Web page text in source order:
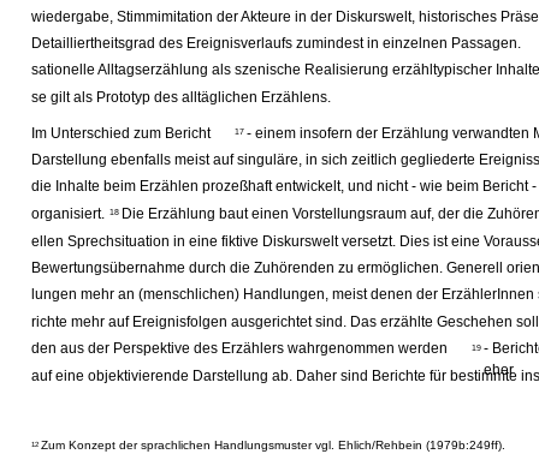
wiedergabe, Stimmimitation der Akteure in der Diskurswelt, historisches
Detailliertheitsgrad des Ereignisverlaufs zumindest in einzelnen Passagen.
sationelle Alltagserzählung als szenische Realisierung erzähltypischer
se gilt als Prototyp des alltäglichen Erzählens.
Im Unterschied zum Bericht 17 - einem insofern der Erzählung verwandten
Darstellung ebenfalls meist auf singuläre, in sich zeitlich gegliederte
die Inhalte beim Erzählen prozeßhaft entwickelt, und nicht - wie beim Bericht
organisiert. 18 Die Erzählung baut einen Vorstellungsraum auf, der die
ellen Sprechsituation in eine fiktive Diskurswelt versetzt. Dies ist eine
Bewertungsübernahme durch die Zuhörenden zu ermöglichen. Generell
lungen mehr an (menschlichen) Handlungen, meist denen der
richte mehr auf Ereignisfolgen ausgerichtet sind. Das erzählte Geschehen
den aus der Perspektive des Erzählers wahrgenommen werden
19 -
eher
auf eine objektivierende Darstellung ab. Daher sind Berichte für bestimmte
12 Zum Konzept der sprachlichen Handlungsmuster vgl. Ehlich/Rehbein (1979b:249ff).